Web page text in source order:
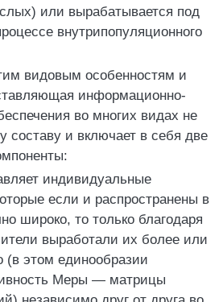
или вырабатывается под
внутрипопуляционного
видовым особенностям и
информационно-
во многих видах не
составу и включает в себя две
индивидуальные
если и распространены в
широко, то только благодаря
выработали их более или
(в этом единообразии
Меры — матрицы